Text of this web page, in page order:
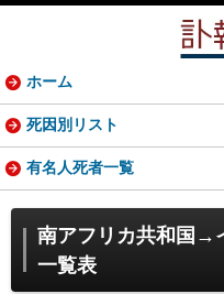
南アフリカ共和国→
一覧表
ホーム
死因別リスト
有名人死者一覧